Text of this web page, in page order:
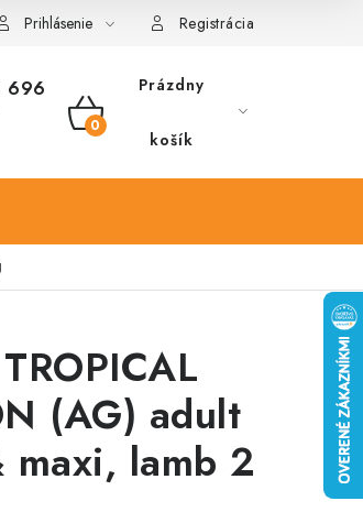
Prihlásenie Registrácia
696
NÁKUPNÝ
Prázdny
košík
(AG) adult
maxi, lamb 2